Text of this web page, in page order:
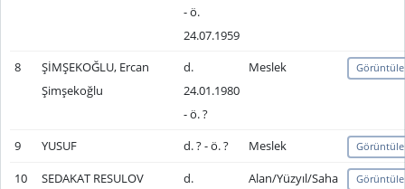
- ö.
24.07.1959
8
ŞİMŞEKOĞLU, Ercan
Şimşekoğlu
d.
24.01.1980
- ö. ?
Meslek Görüntüle
9 YUSUF d. ? - ö. ? Meslek Görüntüle
10 SEDAKAT RESULOV
d.
Alan/Yüzyıl/Saha Görüntüle